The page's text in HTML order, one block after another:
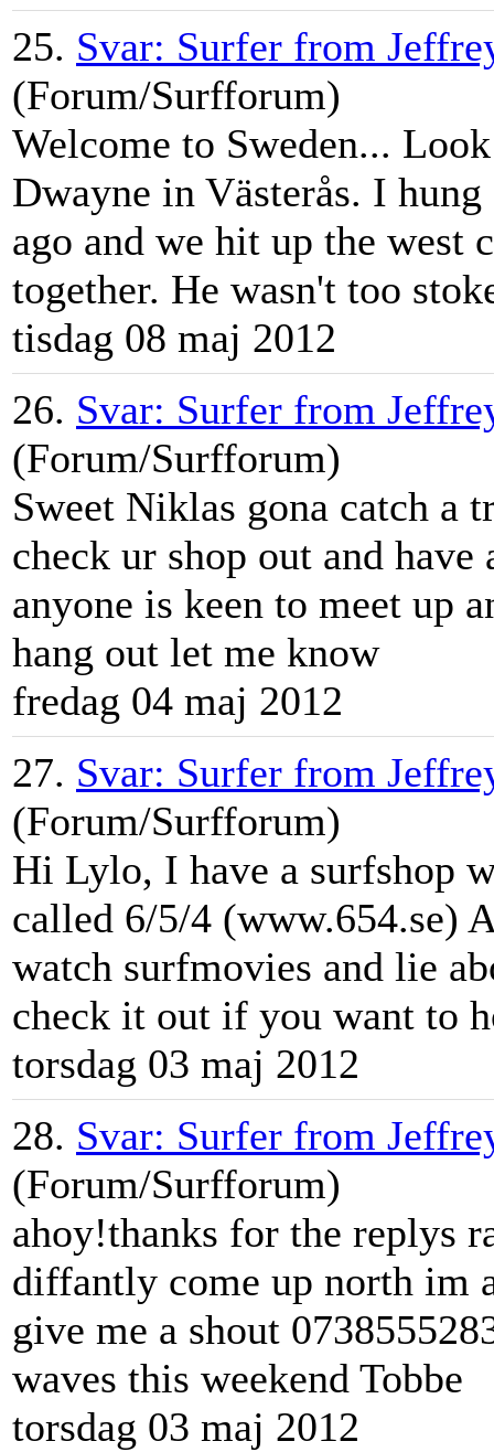
25. Svar: Surfer from
(Forum/Surfforum)
Welcome to Sweden...
Dwayne in Västerås. I
ago and we hit up the west
together. He wasn't too
tisdag 08 maj 2012
26. Svar: Surfer from
(Forum/Surfforum)
Sweet Niklas gona catch a
check ur shop out and
anyone is keen to meet up
hang out let me know
fredag 04 maj 2012
27. Svar: Surfer from
(Forum/Surfforum)
Hi Lylo, I have a surfshop
called 6/5/4 (www.654.se)
watch surfmovies and lie
check it out if you want to
torsdag 03 maj 2012
28. Svar: Surfer from
(Forum/Surfforum)
ahoy!thanks for the replys
diffantly come up north im
give me a shout
waves this weekend Tobbe
torsdag 03 maj 2012